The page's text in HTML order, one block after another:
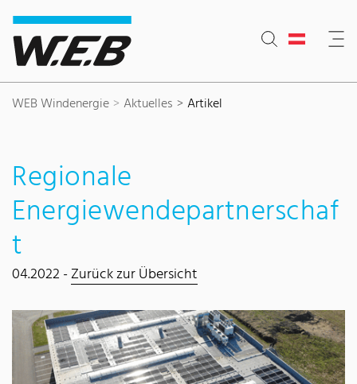
Inhaltsbereich
Suche
Hauptnavigation
Kontakt
Footer
WEB Windenergie Aktuelles Artikel
Regionale
Energiewendepartnerschaf
t
04.2022 -Zurück zur Übersicht